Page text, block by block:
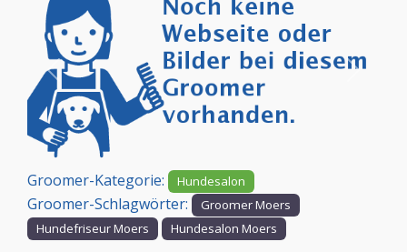
Vorheriges
Groomer-Kategorie: Hundesalon
Groomer-Schlagwörter:
Groomer Moers
Hundefriseur Moers
Hundesalon Moers